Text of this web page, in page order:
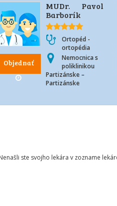
Objednať
MUDr. Pavol
Barborík
Ortopéd -
ortopédia
Nemocnica s
poliklinikou
Partizánske –
Partizánske
ste svojho lekára v zozname